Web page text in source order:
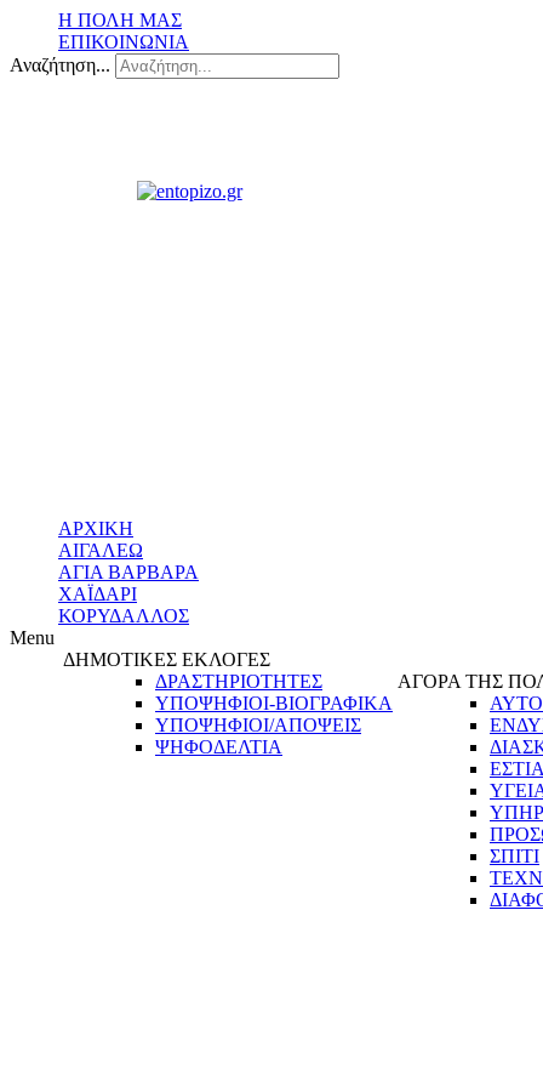
Η ΠΟΛΗ ΜΑΣ
ΕΠΙΚΟΙΝΩΝΙΑ
Αναζήτηση...
ΑΡΧΙΚΗ
ΑΙΓΑΛΕΩ
ΑΓΙΑ ΒΑΡΒΑΡΑ
ΧΑΪΔΑΡΙ
ΚΟΡΥΔΑΛΛΟΣ
Menu
ΔΗΜΟΤΙΚΕΣ ΕΚΛΟΓΕΣ
ΔΡΑΣΤΗΡΙΟΤΗΤΕΣ
ΥΠΟΨΗΦΙΟΙ-ΒΙΟΓΡΑΦΙΚΑ
ΥΠΟΨΗΦΙΟΙ/ΑΠΟΨΕΙΣ
ΨΗΦΟΔΕΛΤΙΑ
ΑΓΟΡΑ ΤΗΣ
ΣΠΙΤΙ